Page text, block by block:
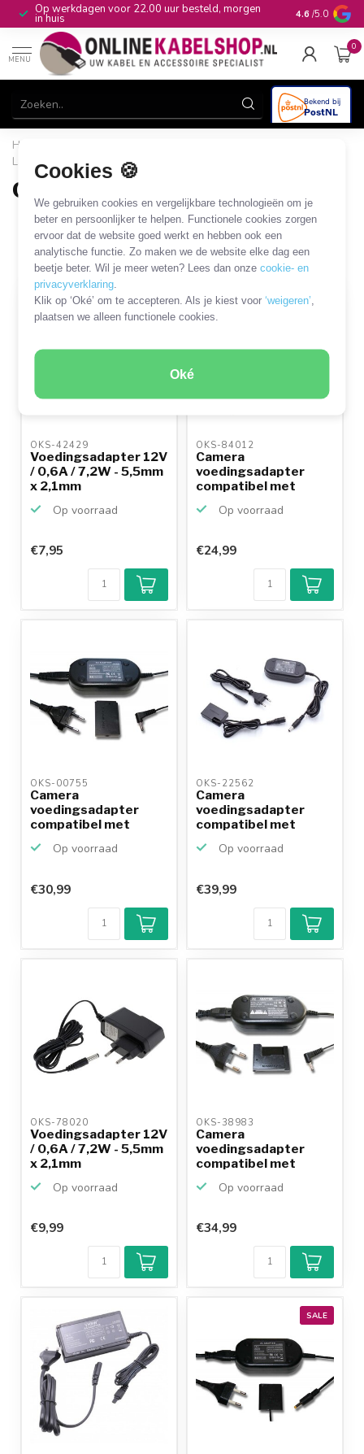
Cookies 🍪
We gebruiken cookies en vergelijkbare technologieën om je
beter en persoonlijker te helpen. Functionele cookies zorgen
ervoor dat de website goed werkt en hebben ook een
analytische functie. Zo maken we de website elke dag een
beetje beter. Wil je meer weten? Lees dan onzecookie- en
privacyverklaring
Klik op ‘Oké’ om te accepteren. Als je kiest voor‘weigeren’
plaatsen we alleen functionele cookies.
Oké
10+jaar productkennis 4.6 /5.0
MENU
0
Home
Laders en voedingen
/
Camera voedingen
31 PRODUCTEN
Filters SORTEER OP
SALE
OKS-42429
Voedingsadapter 12V
/ 0,6A / 7,2W - 5,5mm
x 2,1mm
Op voorraad
€7,95
OKS-84012
Camera
voedingsadapter
compatibel met
DR...Op voorraad
€24,99
OKS-00755
Camera
voedingsadapter
compatibel met
DR...Op voorraad
€30,99
OKS-22562
Camera
voedingsadapter
compatibel met
DR...Op voorraad
€39,99
OKS-78020
Voedingsadapter 12V
/ 0,6A / 7,2W - 5,5mm
x 2,1mm
Op voorraad
€9,99
OKS-38983
Camera
voedingsadapter
compatibel met
(NB-...Op voorraad
€34,99
SALE